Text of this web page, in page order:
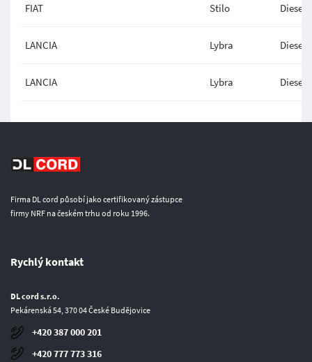
FIAT Stilo Diesel
LANCIA Lybra Diesel
LANCIA Lybra Diesel
Firma DL cord působí jako certifikovaný zástupce
firmy NRF na českém trhu od roku 1996.
Rychlý kontakt
DL cord s.r.o.
Pekárenská 54, 370 04 České Budějovice
+420 387 000 201
+420 777 773 316